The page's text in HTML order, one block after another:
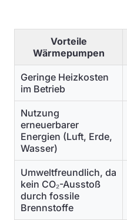
Vorteile
Wärmepumpen
Geringe Heizkosten
im Betrieb
Nutzung
erneuerbarer
Energien (Luft, Erde,
Wasser)
Umweltfreundlich, da
kein CO₂-Ausstoß
durch fossile
Brennstoffe